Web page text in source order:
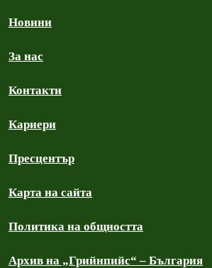
Новини
За нас
Контакти
Кариери
Пресцентър
Карта на сайта
Политика на общността
Архив на „Грийнпийс“ – България